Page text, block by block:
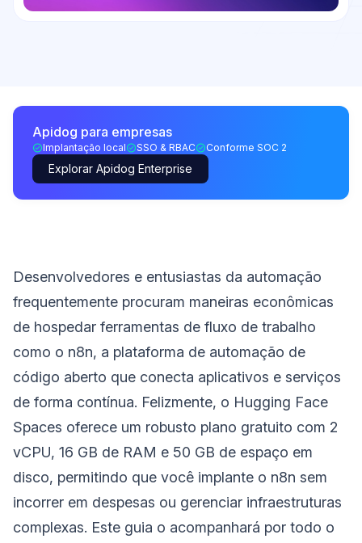
Apidog para empresas
Implantação local SSO & RBAC Conforme SOC 2
Explorar Apidog Enterprise
Desenvolvedores e entusiastas da automação
frequentemente procuram maneiras econômicas
de hospedar ferramentas de fluxo de trabalho
como o n8n, a plataforma de automação de
código aberto que conecta aplicativos e serviços
de forma contínua. Felizmente, o Hugging Face
Spaces oferece um robusto plano gratuito com 2
vCPU, 16 GB de RAM e 50 GB de espaço em
disco, permitindo que você implante o n8n sem
incorrer em despesas ou gerenciar infraestruturas
complexas. Este guia o acompanhará por todo o